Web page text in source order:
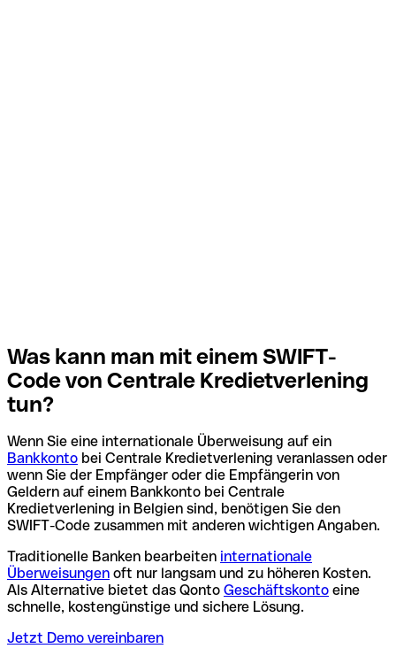
Was kann man mit einem SWIFT-
Code von Centrale Kredietverlening
tun?
Wenn Sie eine internationale Überweisung auf ein
Bankkonto bei Centrale Kredietverlening veranlassen oder
wenn Sie der Empfänger oder die Empfängerin von
Geldern auf einem Bankkonto bei Centrale
Kredietverlening in Belgien sind, benötigen Sie den
SWIFT-Code zusammen mit anderen wichtigen Angaben.
Traditionelle Banken bearbeiten internationale
Überweisungen oft nur langsam und zu höheren Kosten.
Als Alternative bietet das Qonto Geschäftskonto eine
schnelle, kostengünstige und sichere Lösung.
Jetzt Demo vereinbaren